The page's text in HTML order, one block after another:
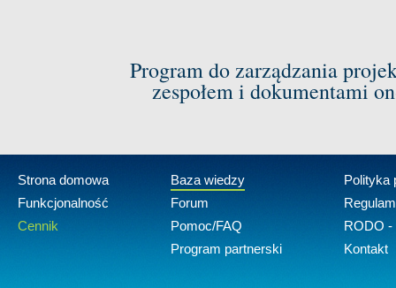
Program do zarządzania
zespołem i dokumentami
Strona domowa
Funkcjonalność
Cennik
Baza wiedzy
Forum
Pomoc/FAQ
Program partnerski
Polityka
RODO -
Kontakt